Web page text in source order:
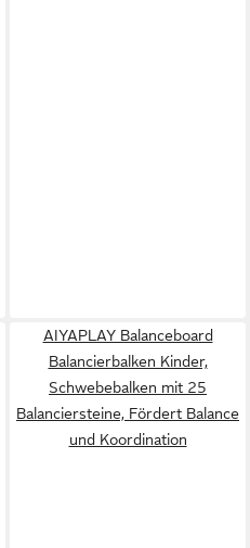
AIYAPLAY Balanceboard
Balancierbalken Kinder,
Schwebebalken mit 25
Balanciersteine, Fördert Balance
und Koordination